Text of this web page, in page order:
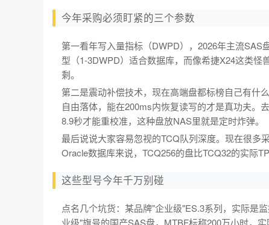
今年采购必须盯紧的三个参数
第一看年写入量指标（DWPD），2026年主流
型（1-3DWPD）适合数据库，而像希捷X24这类
剩。
第二是震动补偿技术，现在高端盘都标榜自己有什
自由落体，能在200ms内恢复读写的才是真功夫。
8.9秒才能重校准，这种盘放NAS里就是定时炸弹。
最后说说大家容易忽视的TCQ队列深度。现在很多
Oracle数据库来说，TCQ256的盘比TCQ32的实际
这些型号今年千万别碰
点名几个坑货：某品牌"企业级"ES.3系列，实际是
业级"旗号的国产SAS盘，MTBF标称200万小时，